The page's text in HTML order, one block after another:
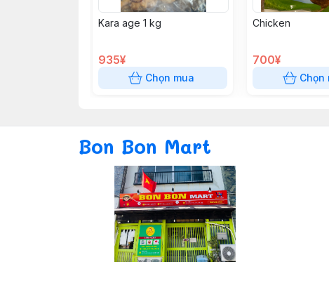
Kara age 1 kg
935¥
Chọn mua
Chicken
700¥
Chọn
Bon Bon Mart